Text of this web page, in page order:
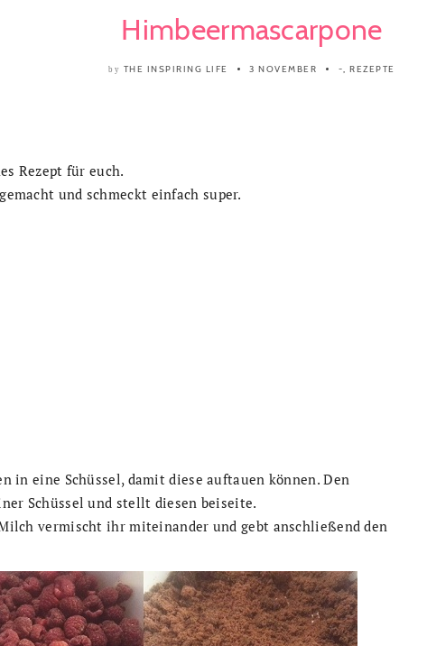
Himbeermascarpone
by THE INSPIRING LIFE 3 NOVEMBER -,REZEPTE
Rezept für euch.
und schmeckt einfach super.
in eine Schüssel, damit diese auftauen können. Den
Schüssel und stellt diesen beiseite.
vermischt ihr miteinander und gebt anschließend den